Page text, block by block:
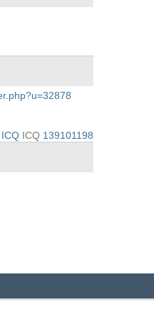
ICQ 139101198